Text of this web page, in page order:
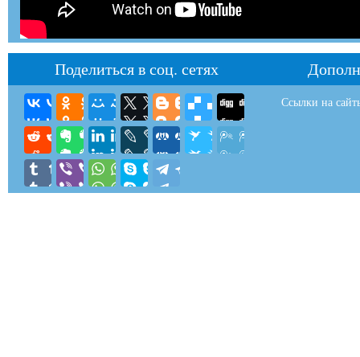
Поделиться в соц. сетях
Ссылки на